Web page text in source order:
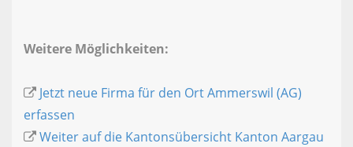
Weitere Möglichkeiten:
Jetzt neue Firma für den Ort Ammerswil (AG)
erfassen
Weiter auf die Kantonsübersicht Kanton Aargau